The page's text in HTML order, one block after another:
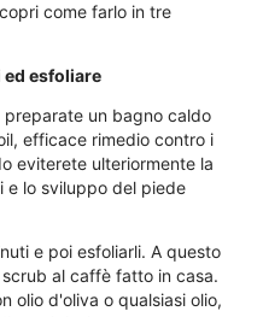
come farlo in tre
ed esfoliare
preparate un bagno caldo
efficace rimedio contro i
eviterete ulteriormente la
e lo sviluppo del piede
e poi esfoliarli. A questo
al caffè fatto in casa.
olio d'oliva o qualsiasi olio,